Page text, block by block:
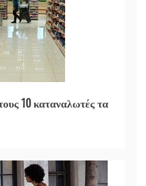
10 καταναλωτές τα